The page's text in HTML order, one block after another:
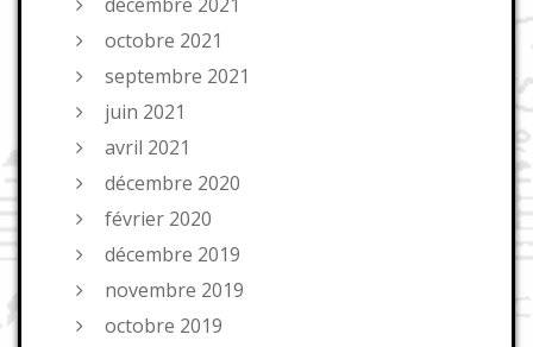
octobre 2021
septembre 2021
juin 2021
avril 2021
décembre 2020
février 2020
décembre 2019
novembre 2019
octobre 2019